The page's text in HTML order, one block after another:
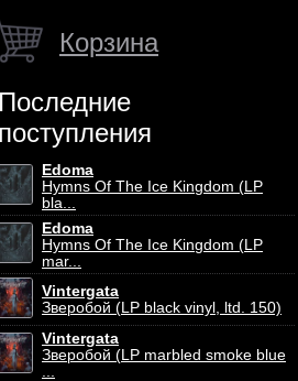
Корзина
Последние
поступления
Edoma
Hymns Of The Ice Kingdom (LP
bla...
Edoma
Hymns Of The Ice Kingdom (LP
mar...
Vintergata
Зверобой (LP black vinyl, ltd. 150)
Vintergata
Зверобой (LP marbled smoke blue
...